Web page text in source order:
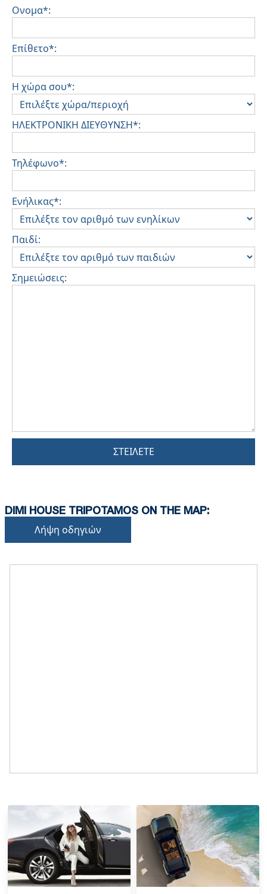
Ονομα*:
Επίθετο*:
Η χώρα σου*:
ΗΛΕΚΤΡΟΝΙΚΗ ΔΙΕΥΘΥΝΣΗ*:
Τηλέφωνο*:
Ενήλικας*:
Παιδί:
Σημειώσεις:
ΣΤΕΊΛΕΤΕ
DIMI HOUSE TRIPOTAMOS ON THE MAP:
Λήψη οδηγιών